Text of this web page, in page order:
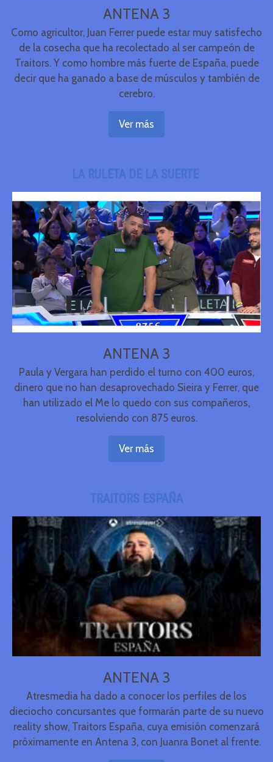
ANTENA 3
Como agricultor, Juan Ferrer puede estar muy satisfecho
de la cosecha que ha recolectado al ser campeón de
Traitors. Y como hombre más fuerte de España, puede
decir que ha ganado a base de músculos y también de
cerebro.
Ver más
LA RULETA DE LA SUERTE
ANTENA 3
Paula y Vergara han perdido el turno con 400 euros,
dinero que no han desaprovechado Sieira y Ferrer, que
han utilizado el Me lo quedo con sus compañeros,
resolviendo con 875 euros.
Ver más
TRAITORS ESPAÑA
ANTENA 3
Atresmedia ha dado a conocer los perfiles de los
dieciocho concursantes que formarán parte de su nuevo
reality show, Traitors España, cuya emisión comenzará
próximamente en Antena 3, con Juanra Bonet al frente.